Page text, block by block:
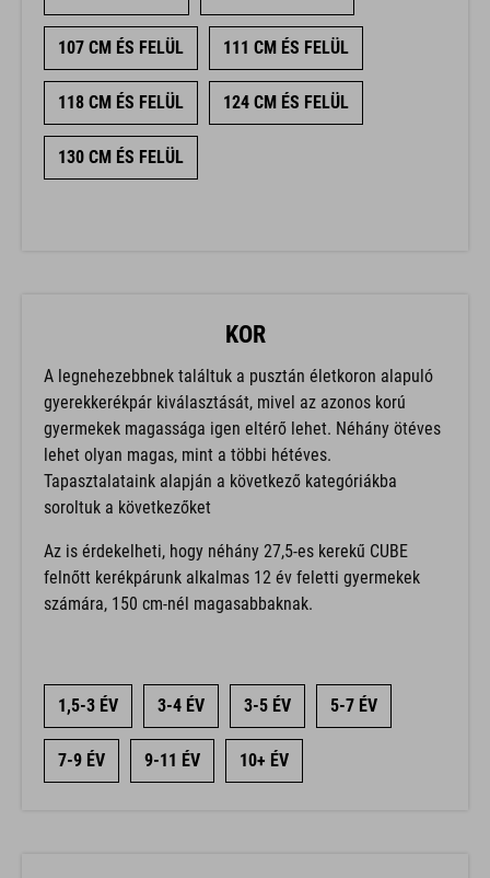
107 CM ÉS FELÜL 111 CM ÉS FELÜL
118 CM ÉS FELÜL 124 CM ÉS FELÜL
130 CM ÉS FELÜL
KOR
A legnehezebbnek találtuk a pusztán életkoron alapuló
gyerekkerékpár kiválasztását, mivel az azonos korú
gyermekek magassága igen eltérő lehet. Néhány ötéves
lehet olyan magas, mint a többi hétéves.
Tapasztalataink alapján a következő kategóriákba
soroltuk a következőket
Az is érdekelheti, hogy néhány 27,5-es kerekű CUBE
felnőtt kerékpárunk alkalmas 12 év feletti gyermekek
számára, 150 cm-nél magasabbaknak.
1,5-3 ÉV 3-4 ÉV 3-5 ÉV 5-7 ÉV
7-9 ÉV 9-11 ÉV 10+ ÉV